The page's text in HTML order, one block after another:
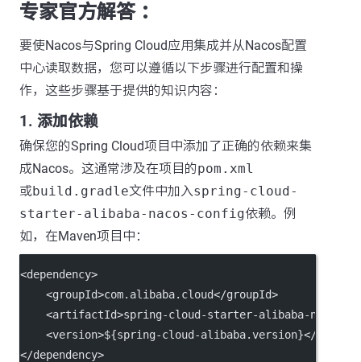
专家官方解答 ：
要使Nacos与Spring Cloud应用集成并从Nacos配置
中心读取数据，您可以遵循以下步骤进行配置和操
作，这些步骤基于提供的知识内容：
1. 添加依赖
确保您的Spring Cloud项目中添加了正确的依赖来集
成Nacos。这通常涉及在项目的pom.xml
或build.gradle文件中加入spring-cloud-
starter-alibaba-nacos-config依赖。例
如，在Maven项目中：
<dependency>
    <
groupId>com.alibaba.cloud</groupId>
    <
artifactId>spring-cloud-starter-alibaba-nacos-
    <
version>${spring-cloud-alibaba.version}</
</dependency>